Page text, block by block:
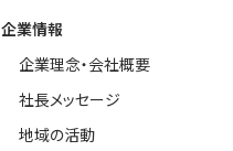
企業情報
企業理念・会社概要
社長メッセージ
地域の活動